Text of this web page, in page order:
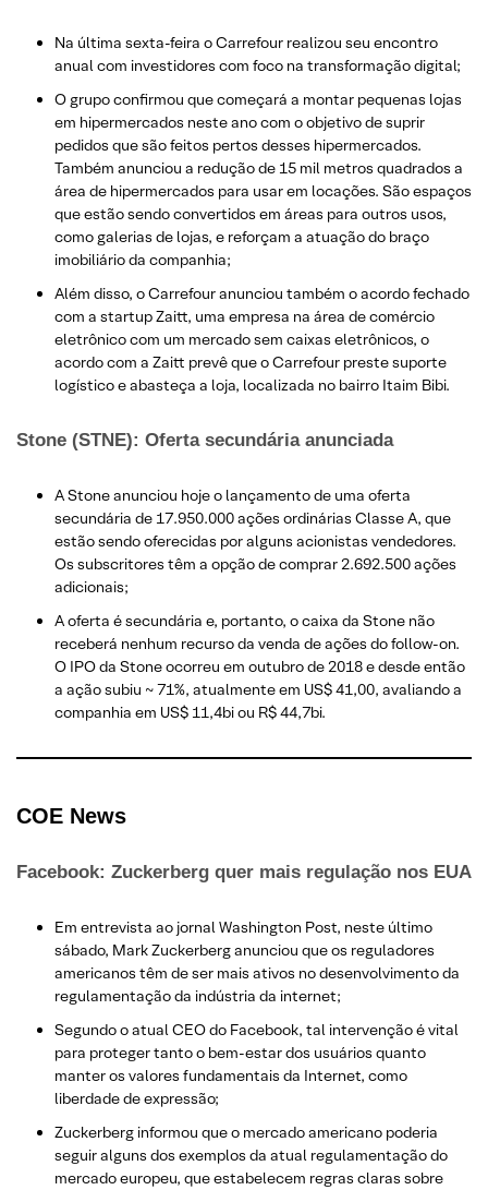
Na última sexta-feira o Carrefour realizou seu encontro
anual com investidores com foco na transformação digital;
O grupo confirmou que começará a montar pequenas lojas
em hipermercados neste ano com o objetivo de suprir
pedidos que são feitos pertos desses hipermercados.
Também anunciou a redução de 15 mil metros quadrados a
área de hipermercados para usar em locações. São espaços
que estão sendo convertidos em áreas para outros usos,
como galerias de lojas, e reforçam a atuação do braço
imobiliário da companhia;
Além disso, o Carrefour anunciou também o acordo fechado
com a startup Zaitt, uma empresa na área de comércio
eletrônico com um mercado sem caixas eletrônicos, o
acordo com a Zaitt prevê que o Carrefour preste suporte
logístico e abasteça a loja, localizada no bairro Itaim Bibi.
Stone (STNE): Oferta secundária anunciada
A Stone anunciou hoje o lançamento de uma oferta
secundária de 17.950.000 ações ordinárias Classe A, que
estão sendo oferecidas por alguns acionistas vendedores.
Os subscritores têm a opção de comprar 2.692.500 ações
adicionais;
A oferta é secundária e, portanto, o caixa da Stone não
receberá nenhum recurso da venda de ações do follow-on.
O IPO da Stone ocorreu em outubro de 2018 e desde então
a ação subiu ~ 71%, atualmente em US$ 41,00, avaliando a
companhia em US$ 11,4bi ou R$ 44,7bi.
COE News
Facebook: Zuckerberg quer mais regulação nos EUA
Em entrevista ao jornal Washington Post, neste último
sábado, Mark Zuckerberg anunciou que os reguladores
americanos têm de ser mais ativos no desenvolvimento da
regulamentação da indústria da internet;
Segundo o atual CEO do Facebook, tal intervenção é vital
para proteger tanto o bem-estar dos usuários quanto
manter os valores fundamentais da Internet, como
liberdade de expressão;
Zuckerberg informou que o mercado americano poderia
seguir alguns dos exemplos da atual regulamentação do
mercado europeu, que estabelecem regras claras sobre